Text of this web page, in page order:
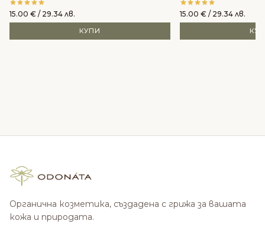
15.00 € / 29.34 лв.
КУПИ
15.00 € / 29.34 лв.
Органична козметика, създадена с грижа за вашата
кожа и природата.